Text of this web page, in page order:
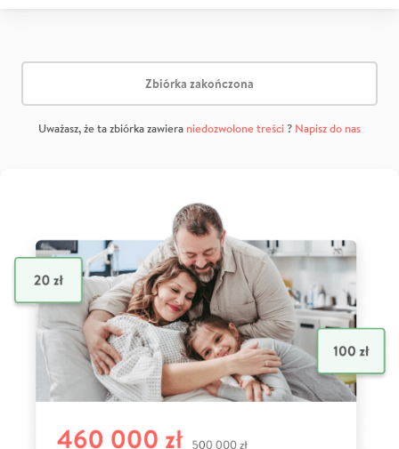
Zbiórka zakończona
Uważasz, że ta zbiórka zawiera niedozwolone treści? Napisz do nas